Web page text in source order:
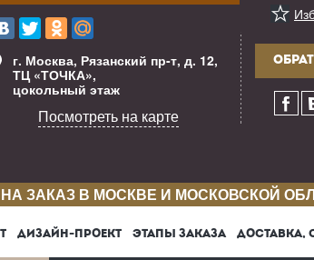
г. Москва, Рязанский пр-т, д. 12,
ТЦ «ТОЧКА»,
цокольный этаж
Посмотреть на карте
ЗАКАЗ В МОСКВЕ И МОСКОВСКОЙ
ДИЗАЙН-ПРОЕКТ ЭТАПЫ ЗАКАЗА ДОСТАВКА,